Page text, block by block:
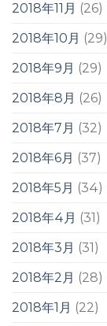
2018年11月 (26)
2018年10月 (29)
2018年9月 (29)
2018年8月 (26)
2018年7月 (32)
2018年6月 (37)
2018年5月 (34)
2018年4月 (31)
2018年3月 (31)
2018年2月 (28)
2018年1月 (22)